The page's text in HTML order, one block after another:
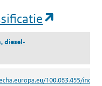
diesel-
100.063.455/